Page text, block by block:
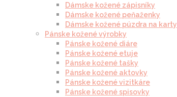
Dámske kožené zápisníky
Dámske kožené peňaženky
Dámske kožené púzdra na karty
Pánske kožené výrobky
Pánske kožené diáre
Pánske kožené etuje
Pánske kožené tašky
Pánske kožené aktovky
Pánske kožené vizitkáre
Pánske kožené spisovky